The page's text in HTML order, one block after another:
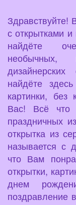
Здравствуйте!
с открытками
найдёте
необычных,
найдёте
картинки,
Вас! Всё что
праздничных
открытка из
называется с
что Вам
открытки,
днем
поздравление